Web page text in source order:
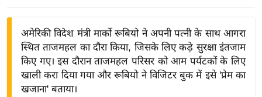
स
द्यो
अमेरिकी विदेश मंत्री मार्को रूबियो ने अपनी पत्नी के साथ आगरा
स्थित ताजमहल का दौरा किया, जिसके लिए कड़े सुरक्षा इंतजाम
किए गए। इस दौरान ताजमहल परिसर को आम पर्यटकों के लिए
खाली करा दिया गया और रूबियो ने विजिटर बुक में इसे 'प्रेम का
खजाना' बताया।